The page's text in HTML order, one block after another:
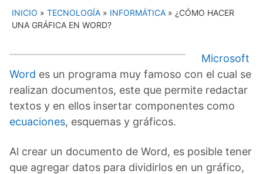
INICIO » TECNOLOGÍA » INFORMÁTICA » ¿CÓMO HACER
UNA GRÁFICA EN WORD?
Microsoft
Word es un programa muy famoso con el cual se
realizan documentos, este que permite redactar
textos y en ellos insertar componentes como
ecuaciones, esquemas y gráficos.
Al crear un documento de Word, es posible tener
que agregar datos para dividirlos en un gráfico,